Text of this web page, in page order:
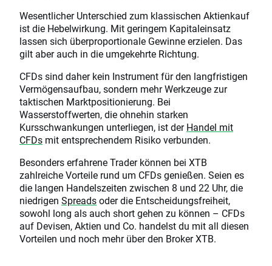
Wesentlicher Unterschied zum klassischen Aktienkauf
ist die Hebelwirkung. Mit geringem Kapitaleinsatz
lassen sich überproportionale Gewinne erzielen. Das
gilt aber auch in die umgekehrte Richtung.
CFDs sind daher kein Instrument für den langfristigen
Vermögensaufbau, sondern mehr Werkzeuge zur
taktischen Marktpositionierung. Bei
Wasserstoffwerten, die ohnehin starken
Kursschwankungen unterliegen, ist derHandel mit
CFDs mit entsprechendem Risiko verbunden.
Besonders erfahrene Trader können bei XTB
zahlreiche Vorteile rund um CFDs genießen. Seien es
die langen Handelszeiten zwischen 8 und 22 Uhr, die
niedrigen Spreadsoder die Entscheidungsfreiheit,
sowohl long als auch short gehen zu können – CFDs
auf Devisen, Aktien und Co. handelst du mit all diesen
Vorteilen und noch mehr über den Broker XTB.